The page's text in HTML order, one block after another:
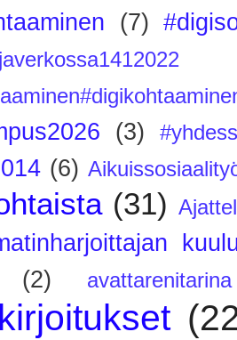
(7)
(3)
(6)
(31)
(2) avattarenitarina